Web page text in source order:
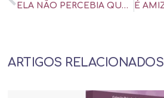
ELA NÃO PERCEBIA QUE ELE GOZAVA RÁPIDO ATÉ OS DOIS SENTAREM NUM DIVÃ – UOL UNIVERSA
ARTIGOS RELACIONADOS